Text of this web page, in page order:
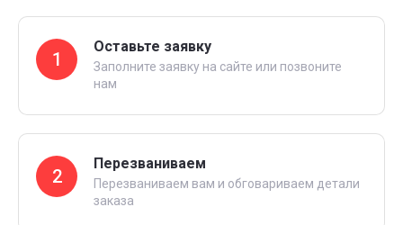
1
Оставьте заявку
Заполните заявку на сайте или позвоните
нам
2
Перезваниваем
Перезваниваем вам и обговариваем детали
заказа